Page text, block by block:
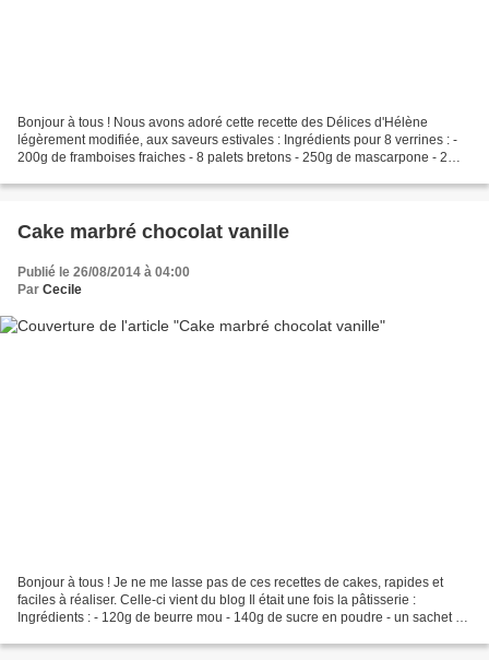
Bonjour à tous ! Nous avons adoré cette recette des Délices d'Hélène
légèrement modifiée, aux saveurs estivales : Ingrédients pour 8 verrines : -
200g de framboises fraiches - 8 palets bretons - 250g de mascarpone - 2
Cake marbré chocolat vanille
Publié le 26/08/2014 à 04:00
Par Cecile
Bonjour à tous ! Je ne me lasse pas de ces recettes de cakes, rapides et
faciles à réaliser. Celle-ci vient du blog Il était une fois la pâtisserie :
Ingrédients : - 120g de beurre mou - 140g de sucre en poudre - un sachet de